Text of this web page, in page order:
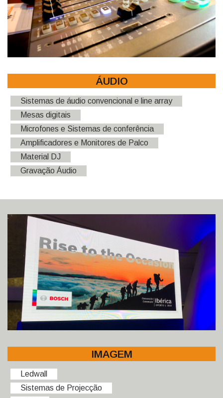
ÁUDIO
Sistemas de áudio convencional e line array
Mesas digitais
Microfones e Sistemas de conferência
Amplificadores e Monitores de Palco
Material DJ
Gravação Áudio
IMAGEM
Ledwall
Sistemas de Projecção